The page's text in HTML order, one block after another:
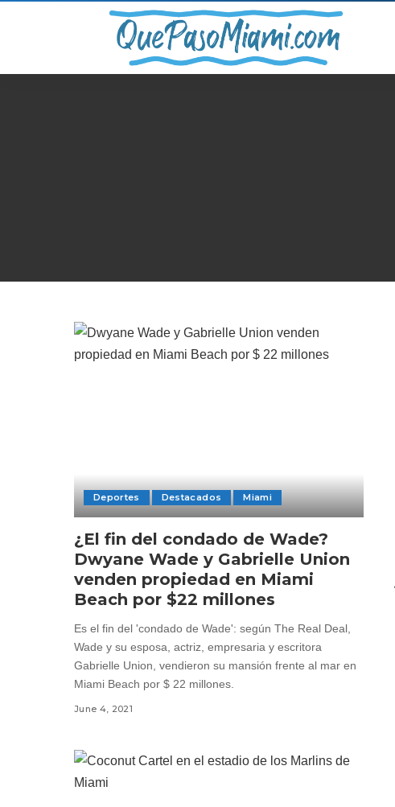
Deportes Destacados Miami
¿El fin del condado de Wade?
Dwyane Wade y Gabrielle Union
venden propiedad en Miami
Beach por $22 millones
Es el fin del 'condado de Wade': según The Real Deal,
Wade y su esposa, actriz, empresaria y escritora
Gabrielle Union, vendieron su mansión frente al mar en
Miami Beach por $ 22 millones.
June 4, 2021